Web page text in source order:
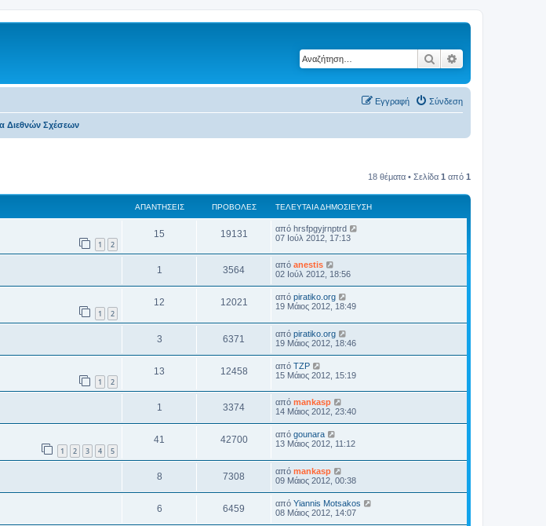
Αναζήτηση
Σύνδεση
Εγγραφή
Διεθνών Σχέσεων
18 θέματα • Σελίδα 1 από 1
ΑΠΑΝΤΉΣΕΙΣ ΠΡΟΒΟΛΈΣ ΤΕΛΕΥΤΑΊΑ ΔΗΜΟΣΊΕΥΣΗ
1 2
15 19131 από hrsfpgyjrnptrd
07 Ιούλ 2012, 17:13
1 3564 από anestis
02 Ιούλ 2012, 18:56
1 2
12 12021 από piratiko.org
19 Μάιος 2012, 18:49
3 6371 από piratiko.org
19 Μάιος 2012, 18:46
1 2
13 12458 από TZP
15 Μάιος 2012, 15:19
1 3374 από mankasp
14 Μάιος 2012, 23:40
1 2 3 4 5
41 42700 από gounara
13 Μάιος 2012, 11:12
8 7308 από mankasp
09 Μάιος 2012, 00:38
6 6459 από Yiannis Motsakos
08 Μάιος 2012, 14:07